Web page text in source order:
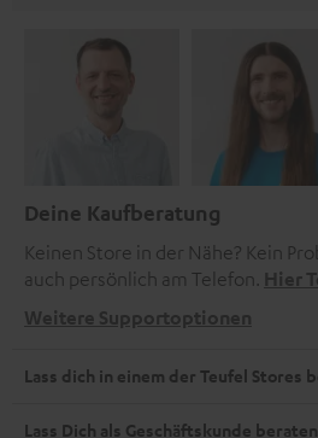
Deine Kaufberatung
Keinen Store in der Nähe? Kein
auch persönlich am Telefon. Hier
Weitere Supportoptionen
Lass dich in einem der Teufel Stores
Lass Dich als Geschäftskunde beraten